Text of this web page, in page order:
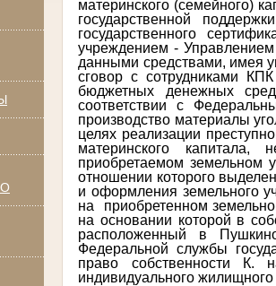
материнского (семейного)
государственной
государственного
учреждением -
данными средствами, имея
сговор с сотрудниками
бюджетных денежных
соответствии с
производство материалы
целях реализации
материнского
приобретаемом земельном
отношении которого
и оформления земельного
на приобретенном
на основании которой в
расположенный в
Федеральной службы
право собственности К.
индивидуального жилищного